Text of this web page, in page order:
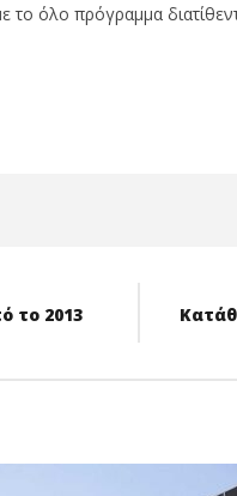
το όλο πρόγραμμα
το 2013